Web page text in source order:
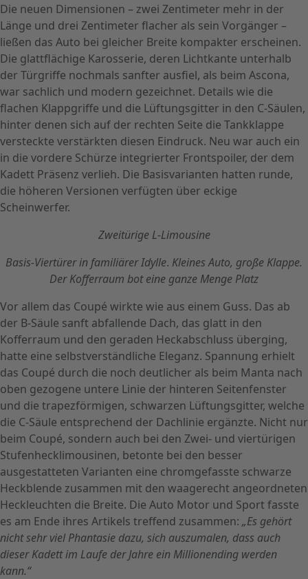
Die neuen Dimensionen – zwei Zentimeter mehr in der
Länge und drei Zentimeter flacher als sein Vorgänger –
ließen das Auto bei gleicher Breite kompakter erscheinen.
Die glattflächige Karosserie, deren Lichtkante unterhalb
der Türgriffe nochmals sanfter ausfiel, als beim Ascona,
war sachlich und modern gezeichnet. Details wie die
flachen Klappgriffe und die Lüftungsgitter in den C-Säulen,
hinter denen sich auf der rechten Seite die Tankklappe
versteckte verstärkten diesen Eindruck. Neu war auch ein
in die vordere Schürze integrierter Frontspoiler, der dem
Kadett Präsenz verlieh. Die Basisvarianten hatten runde,
die höheren Versionen verfügten über eckige
Scheinwerfer.
Zweitürige L-Limousine
Basis-Viertürer in familiärer Idylle. Kleines Auto, große Klappe.
Der Kofferraum bot eine ganze Menge Platz
Vor allem das Coupé wirkte wie aus einem Guss. Das ab
der B-Säule sanft abfallende Dach, das glatt in den
Kofferraum und den geraden Heckabschluss überging,
hatte eine selbstverständliche Eleganz. Spannung erhielt
das Coupé durch die noch deutlicher als beim Manta nach
oben gezogene untere Linie der hinteren Seitenfenster
und die trapezförmigen, schwarzen Lüftungsgitter, welche
die C-Säule entsprechend der Dachlinie ergänzte. Nicht nur
beim Coupé, sondern auch bei den Zwei- und viertürigen
Stufenhecklimousinen, betonte bei den besser
ausgestatteten Varianten eine chromgefasste schwarze
Heckblende zusammen mit den waagerecht angeordneten
Heckleuchten die Breite. Die Auto Motor und Sport fasste
es am Ende ihres Artikels treffend zusammen: „Es gehört
nicht sehr viel Phantasie dazu, sich auszumalen, dass auch
dieser Kadett im Laufe der Jahre ein Millionending werden
kann.“